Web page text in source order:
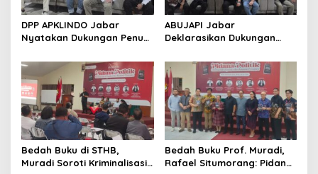
DPP APKLINDO Jabar
Nyatakan Dukungan Penuh
Muskot Kadin Kota
Bandung
ABUJAPI Jabar
Deklarasikan Dukungan
Muskot Kadin Kota
Bandung
Bedah Buku di STHB,
Muradi Soroti Kriminalisasi
Bedah Buku Prof. Muradi,
Rafael Situmorang: Pidana